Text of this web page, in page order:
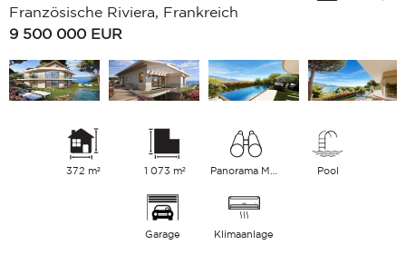
Französische Riviera, Frankreich
9 500 000 EUR
372 m² 1 073 m² Pool
Garage Klimaanlage